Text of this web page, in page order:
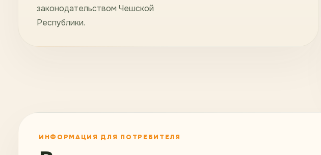
законодательством Чешской
Республики.
ИНФОРМАЦИЯ ДЛЯ ПОТРЕБИТЕЛЯ